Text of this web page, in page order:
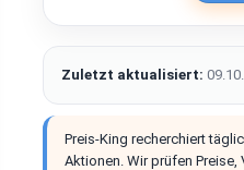
Zuletzt aktualisiert:
Preis-King recherchiert
Aktionen. Wir prüfen Preise,